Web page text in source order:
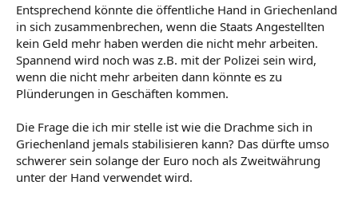
Entsprechend könnte die öffentliche Hand in Griechenland
in sich zusammenbrechen, wenn die Staats Angestellten
kein Geld mehr haben werden die nicht mehr arbeiten.
Spannend wird noch was z.B. mit der Polizei sein wird,
wenn die nicht mehr arbeiten dann könnte es zu
Plünderungen in Geschäften kommen.
Die Frage die ich mir stelle ist wie die Drachme sich in
Griechenland jemals stabilisieren kann? Das dürfte umso
schwerer sein solange der Euro noch als Zweitwährung
unter der Hand verwendet wird.